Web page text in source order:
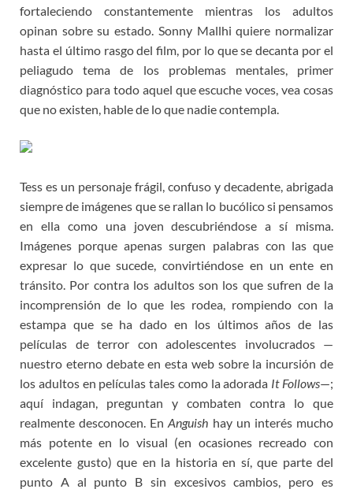
fortaleciendo constantemente mientras los adultos
opinan sobre su estado. Sonny Mallhi quiere normalizar
hasta el último rasgo del film, por lo que se decanta por el
peliagudo tema de los problemas mentales, primer
diagnóstico para todo aquel que escuche voces, vea cosas
que no existen, hable de lo que nadie contempla.
Tess es un personaje frágil, confuso y decadente, abrigada
siempre de imágenes que se rallan lo bucólico si pensamos
en ella como una joven descubriéndose a sí misma.
Imágenes porque apenas surgen palabras con las que
expresar lo que sucede, convirtiéndose en un ente en
tránsito. Por contra los adultos son los que sufren de la
incomprensión de lo que les rodea, rompiendo con la
estampa que se ha dado en los últimos años de las
películas de terror con adolescentes involucrados —
nuestro eterno debate en esta web sobre la incursión de
los adultos en películas tales como la adorada It Follows—;
aquí indagan, preguntan y combaten contra lo que
realmente desconocen. EnAnguish hay un interés mucho
más potente en lo visual (en ocasiones recreado con
excelente gusto) que en la historia en sí, que parte del
punto A al punto B sin excesivos cambios, pero es